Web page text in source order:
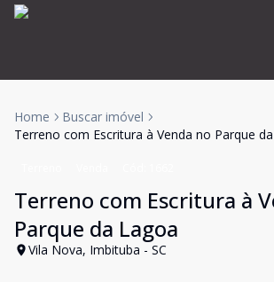
Home
Buscar imóvel
Terreno com Escritura à Venda no Parque
Terreno com Escritura à
Parque da Lagoa
Vila Nova, Imbituba - SC